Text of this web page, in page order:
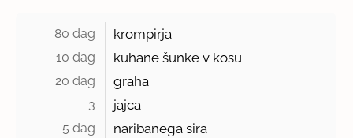
80 dag krompirja
10 dag kuhane šunke v kosu
20 dag graha
3 jajca
5 dag naribanega sira